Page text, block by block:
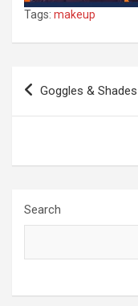
Tags: makeup
Post
navigation
Goggles &
Search